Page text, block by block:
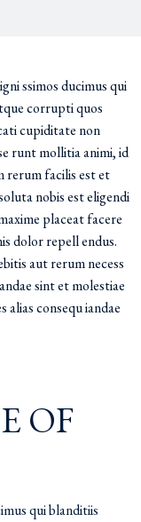
ssimos ducimus qui
corrupti quos
cupiditate non
runt mollitia animi, id
rerum facilis est et
nobis est eligendi
placeat facere
dolor repell endus.
aut rerum necess
sint et molestiae
alias consequ iandae
OF
qui blanditiis